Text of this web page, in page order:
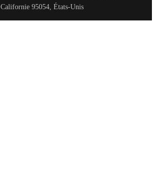
Californie 95054, États-Unis